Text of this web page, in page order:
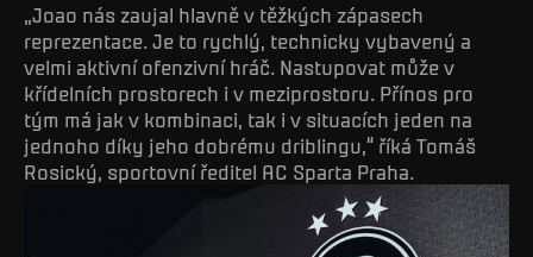
„Joao nás zaujal hlavně v těžkých zápasech
reprezentace. Je to rychlý, technicky vybavený a
velmi aktivní ofenzivní hráč. Nastupovat může v
křídelních prostorech i v meziprostoru. Přínos pro
tým má jak v kombinaci, tak i v situacích jeden na
jednoho díky jeho dobrému driblingu,“ říká Tomáš
Rosický, sportovní ředitel AC Sparta Praha.